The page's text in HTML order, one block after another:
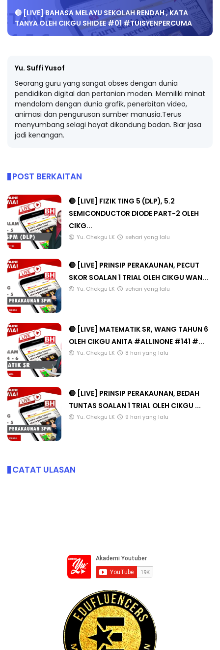
🔴 [LIVE] BAHASA MELAYU SEKOLAH RENDAH , KATA
TANYA OLEH CIKGU SHIDEE #01 #TUISYENPERCUMA
Yu. Suffi Yusof
Seorang guru yang sangat obses dengan dunia
pendidikan digital dan pertanian moden. Memiliki minat
mendalam dengan dunia grafik, penerbitan video,
animasi dan pengurusan sumber manusia.Terus
menyumbang selagi hayat dikandung badan. Biar jasa
jadi kenangan.
POST BERKAITAN
🔴 [LIVE] FIZIK TING 5 (DLP), 5.2
SEMICONDUCTOR DIODE PART-2 OLEH
CIKG...
Yu. Chekgu LK sehari yang lalu
🔴 [LIVE] PRINSIP PERAKAUNAN, PECUT
SKOR SOALAN 1 TRIAL OLEH CIKGU WAN...
Yu. Chekgu LK sehari yang lalu
🔴 [LIVE] MATEMATIK SR, WANG TAHUN 6
OLEH CIKGU ANITA #ALLINONE #141 #...
Yu. Chekgu LK 8 hari yang lalu
🔴 [LIVE] PRINSIP PERAKAUNAN, BEDAH
TUNTAS SOALAN 1 TRIAL OLEH CIKGU ...
Yu. Chekgu LK 9 hari yang lalu
CATAT ULASAN